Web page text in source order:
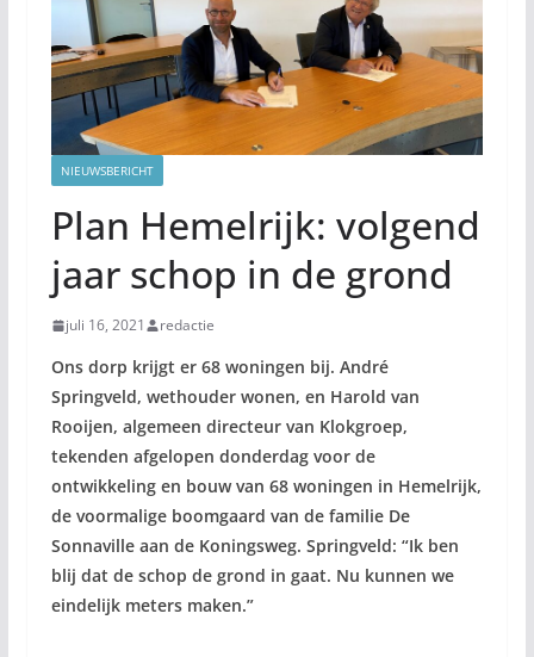
NIEUWSBERICHT
Plan Hemelrijk: volgend
jaar schop in de grond
juli 16, 2021 redactie
Ons dorp krijgt er 68 woningen bij. André
Springveld, wethouder wonen, en Harold van
Rooijen, algemeen directeur van Klokgroep,
tekenden afgelopen donderdag voor de
ontwikkeling en bouw van 68 woningen in Hemelrijk,
de voormalige boomgaard van de familie De
Sonnaville aan de Koningsweg. Springveld: “Ik ben
blij dat de schop de grond in gaat. Nu kunnen we
eindelijk meters maken.”